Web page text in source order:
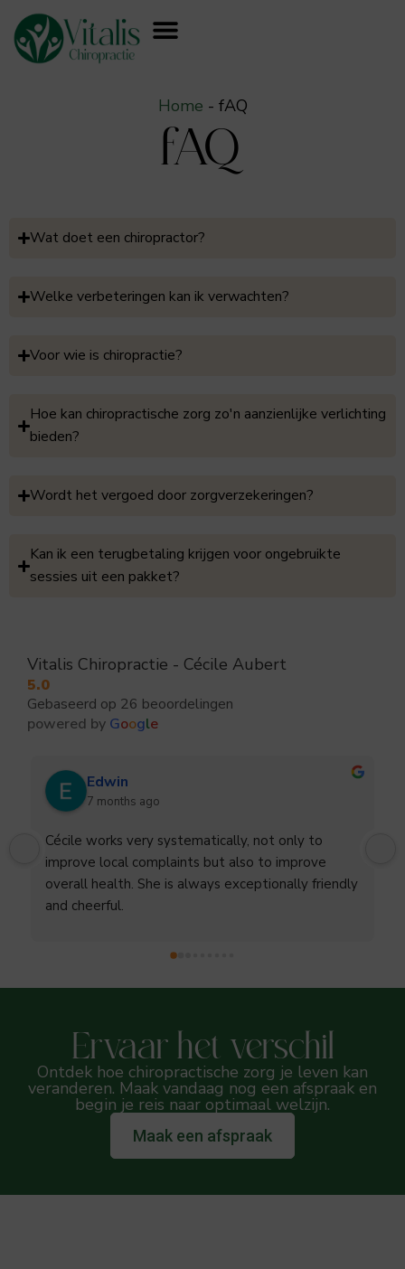
Home - fAQ
fAQ
Wat doet een chiropractor?
Welke verbeteringen kan ik verwachten?
Voor wie is chiropractie?
Hoe kan chiropractische zorg zo'n aanzienlijke verlichting
bieden?
Wordt het vergoed door zorgverzekeringen?
Kan ik een terugbetaling krijgen voor ongebruikte
sessies uit een pakket?
Vitalis Chiropractie - Cécile Aubert
5.0
Gebaseerd op 26 beoordelingen
powered by Google
Edwin
7 months ago
Cécile works very systematically, not only to
improve local complaints but also to improve
overall health. She is always exceptionally friendly
and cheerful.
Ervaar het verschil
Ontdek hoe chiropractische zorg je leven kan
veranderen. Maak vandaag nog een afspraak en
begin je reis naar optimaal welzijn.
Maak een afspraak